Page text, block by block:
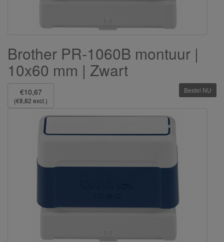
Brother PR-1060B montuur |
10x60 mm | Zwart
€10,67
(€8,82 excl.)
Bestel NU